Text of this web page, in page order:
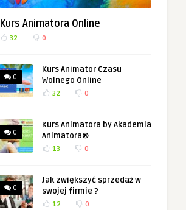
Kurs Animatora Online
32 0
0
Kurs Animator Czasu
Wolnego Online
32 0
0
Kurs Animatora by Akademia
Animatora®
13 0
0
Jak zwiększyć sprzedaż w
swojej firmie ?
12 0